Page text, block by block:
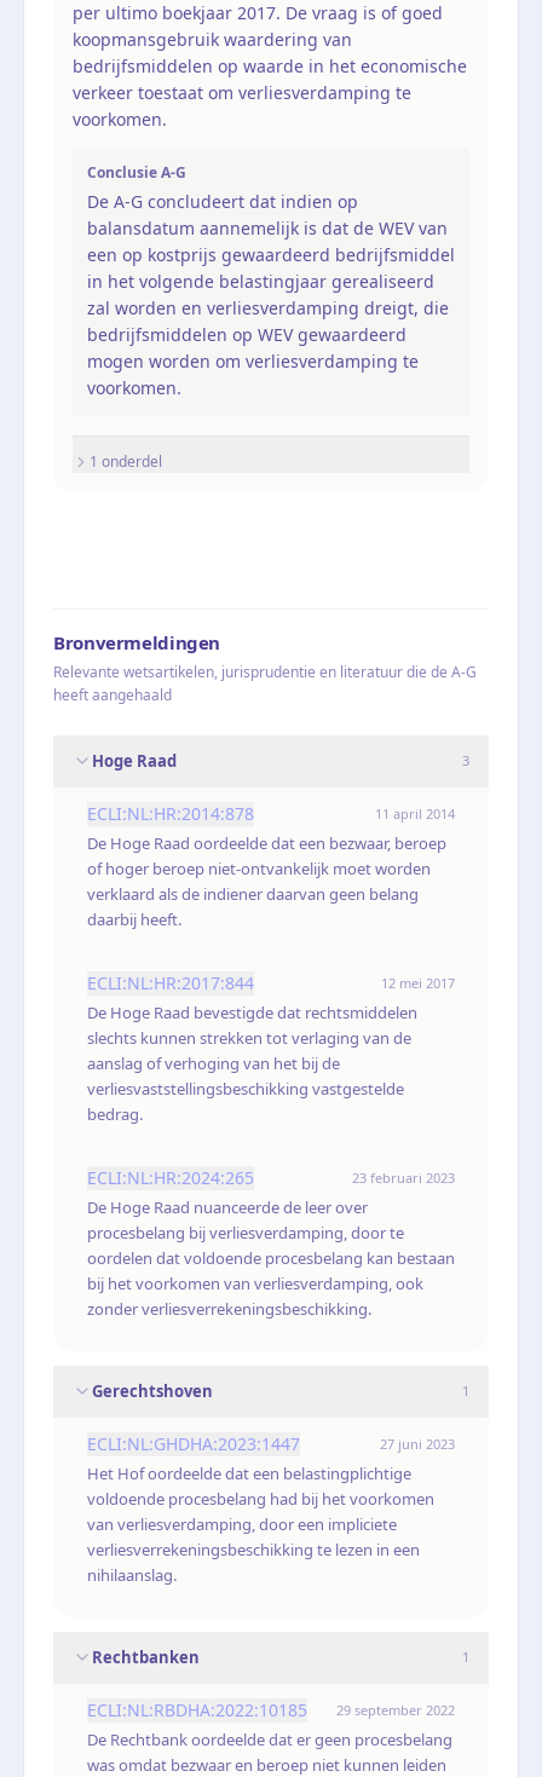
per ultimo boekjaar 2017. De vraag is of goed
koopmansgebruik waardering van
bedrijfsmiddelen op waarde in het economische
verkeer toestaat om verliesverdamping te
voorkomen.
Conclusie A-G
De A-G concludeert dat indien op
balansdatum aannemelijk is dat de WEV van
een op kostprijs gewaardeerd bedrijfsmiddel
in het volgende belastingjaar gerealiseerd
zal worden en verliesverdamping dreigt, die
bedrijfsmiddelen op WEV gewaardeerd
mogen worden om verliesverdamping te
voorkomen.
1 onderdel
Bronvermeldingen
Relevante wetsartikelen, jurisprudentie en literatuur die de A-G
heeft aangehaald
Hoge Raad 3
ECLI:NL:HR:2014:878 11 april 2014
De Hoge Raad oordeelde dat een bezwaar, beroep
of hoger beroep niet-ontvankelijk moet worden
verklaard als de indiener daarvan geen belang
daarbij heeft.
ECLI:NL:HR:2017:844 12 mei 2017
De Hoge Raad bevestigde dat rechtsmiddelen
slechts kunnen strekken tot verlaging van de
aanslag of verhoging van het bij de
verliesvaststellingsbeschikking vastgestelde
bedrag.
ECLI:NL:HR:2024:265 23 februari 2023
De Hoge Raad nuanceerde de leer over
procesbelang bij verliesverdamping, door te
oordelen dat voldoende procesbelang kan bestaan
bij het voorkomen van verliesverdamping, ook
zonder verliesverrekeningsbeschikking.
Gerechtshoven 1
ECLI:NL:GHDHA:2023:1447 27 juni 2023
Het Hof oordeelde dat een belastingplichtige
voldoende procesbelang had bij het voorkomen
van verliesverdamping, door een impliciete
verliesverrekeningsbeschikking te lezen in een
nihilaanslag.
Rechtbanken 1
ECLI:NL:RBDHA:2022:10185 29 september 2022
De Rechtbank oordeelde dat er geen procesbelang
was omdat bezwaar en beroep niet kunnen leiden